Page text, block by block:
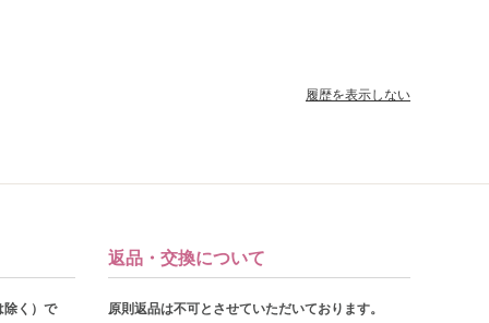
履歴を表示しない
除く）で
返品・交換について
原則返品は不可とさせていただいております。